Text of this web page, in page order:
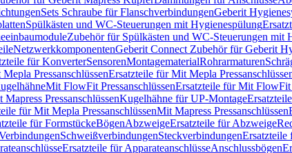
Sets Schraube für FlanschverbindungenGeberit
Spülkästen und WC-Steuerungen mit Hygienespülung
Zubehör für Spülkästen und WC-Steuerungen mit
NetzwerkkomponentenGeberit Connect Zubehör für Geberit
für KonverterSensorenMontagematerialRohrarmaturen
PressanschlüssenErsatzteile für Mit Mepla
Mit FlowFit PressanschlüssenErsatzteile für Mit FlowFit
PressanschlüssenKugelhähne für UP-Montage
für Mit Mepla PressanschlüssenMit Mapress Pressanschlüssen
für FormstückeBögenAbzweigeErsatzteile für Abzweige
SchweißverbindungenSteckverbindungenErsatzteile
Ersatzteile für ApparateanschlüsseAnschlussbögen